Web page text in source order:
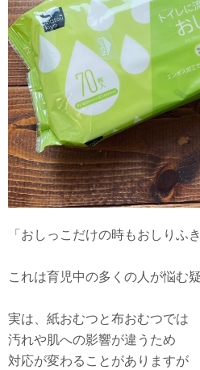
「おしっこだけの時もおしりふ
これは育児中の多くの人が悩む
実は、紙おむつと布おむつでは
汚れや肌への影響が違うため
対応が変わることがありますが